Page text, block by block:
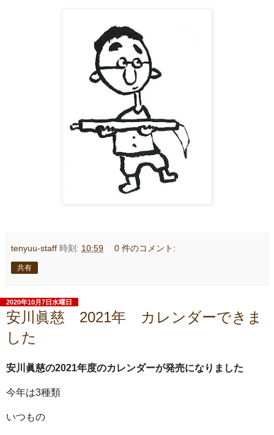
tenyuu-staff 時刻: 10:59 0 件のコメント:
共有
2020年10月7日水曜日
安川眞慈 2021年 カレンダーできま
した
安川眞慈の2021年度のカレンダーが発売になりました
今年は3種類
いつもの